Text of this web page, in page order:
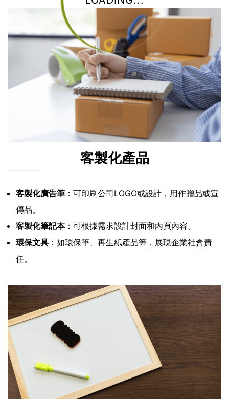
客製化產品
客製化廣告筆 ：可印刷公司LOGO或設計，用作贈品或宣
傳品。
客製化筆記本：可根據需求設計封面和內頁內容。
環保文具 ：如環保筆、再生紙產品等，展現企業社會責
任。